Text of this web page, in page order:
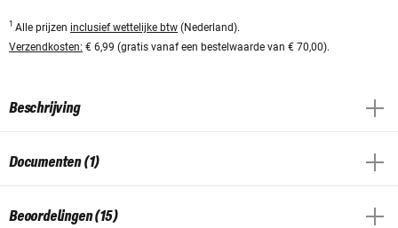
1 Alle prijzen inclusief wettelijke btw (Nederland).
Verzendkosten: € 6,99 (gratis vanaf een bestelwaarde van € 70,00).
Beschrijving
Documenten (1)
Beoordelingen (15)